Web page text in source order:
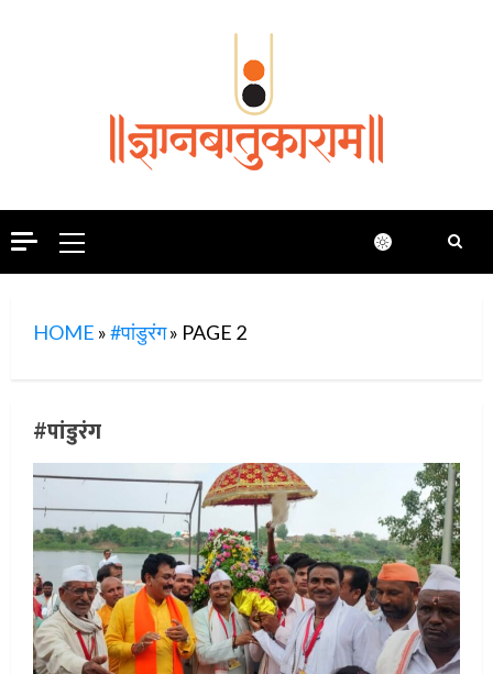
Primary
Menu
HOME »#पांडुरंग» PAGE 2
#पांडुरंग